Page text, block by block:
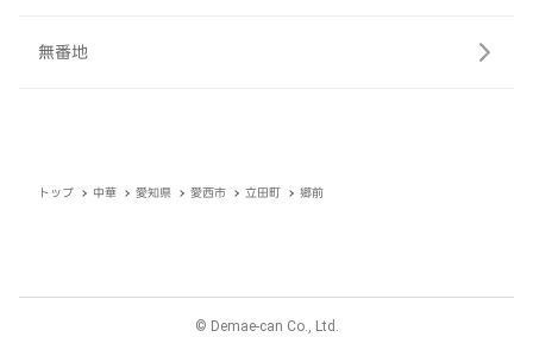
無番地
トップ 中華 愛知県 愛西市 立田町 郷前
© Demae-can Co., Ltd.